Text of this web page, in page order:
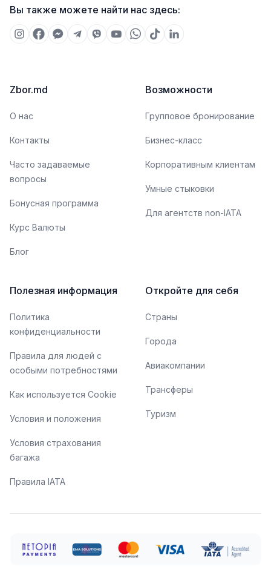
Вы также можете найти нас здесь:
Zbor.md
О нас
Контакты
Часто задаваемые
вопросы
Бонусная программа
Курс Валюты
Блог
Возможности
Групповое бронирование
Бизнес-класс
Корпоративным клиентам
Умные стыковки
Для агентств non-IATA
Полезная информация
Политика
конфиденциальности
Правила для людей с
особыми потребностями
Как используется Cookie
Условия и положения
Условия страхования
багажа
Правила IATA
Откройте для себя
Страны
Города
Авиакомпании
Трансферы
Туризм